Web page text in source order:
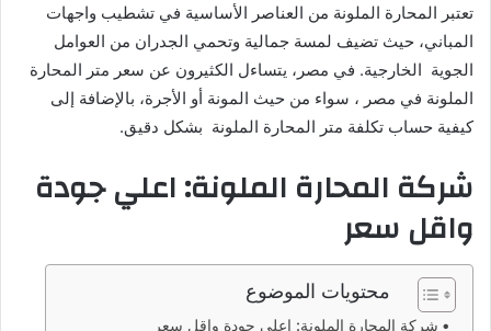
تعتبر المحارة الملونة من العناصر الأساسية في تشطيب واجهات
المباني، حيث تضيف لمسة جمالية وتحمي الجدران من العوامل
الجوية الخارجية. في مصر، يتساءل الكثيرون عن سعر متر المحارة
الملونة في مصر ، سواء من حيث المونة أو الأجرة، بالإضافة إلى
كيفية حساب تكلفة متر المحارة الملونة بشكل دقيق.
شركة المحارة الملونة: اعلي جودة
واقل سعر
محتويات الموضوع
شركة المحارة الملونة: اعلي جودة واقل سعر